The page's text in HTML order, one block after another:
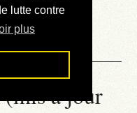
lutte contre
plus
à jour